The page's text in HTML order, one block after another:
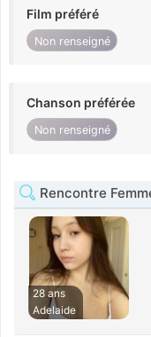
Film préféré
Non renseigné
Chanson préférée
Non renseigné
Rencontre
28 ans
Adelaide